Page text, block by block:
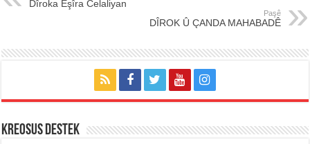
Dîroka Eşîra Celaliyan
Paşê
DÎROK Û ÇANDA MAHABADÊ
KREOSUS DESTEK